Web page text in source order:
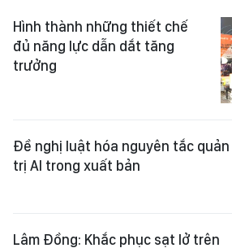
Hình thành những thiết chế
đủ năng lực dẫn dắt tăng
trưởng
Đề nghị luật hóa nguyên tắc quản
trị AI trong xuất bản
Lâm Đồng: Khắc phục sạt lở trên